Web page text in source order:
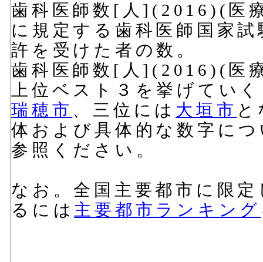
歯科医師数[人](2016)(医
に規定する歯科医師国家
許を受けた者の数。
歯科医師数[人](2016)(医
上位ベスト３を挙げてい
瑞穂市 、三位には 大垣市
体および具体的な数字に
参照ください。
なお。全国主要都市に限
るには 主要都市ランキング